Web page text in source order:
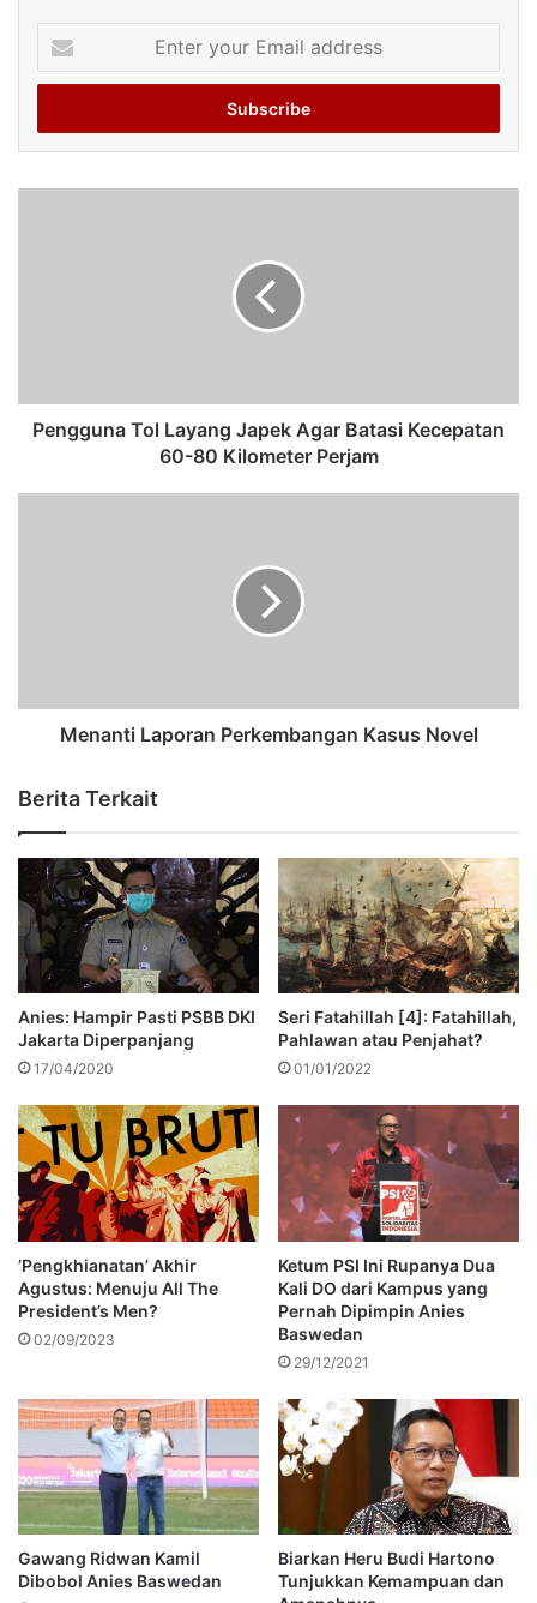
your
Email
Pengguna Tol Layang Japek Agar Batasi Kecepatan
60-80 Kilometer Perjam
Menanti Laporan Perkembangan Kasus Novel
Berita Terkait
Anies: Hampir Pasti PSBB DKI
Jakarta Diperpanjang
17/04/2020
Seri Fatahillah [4]: Fatahillah,
Pahlawan atau Penjahat?
01/01/2022
’Pengkhianatan’ Akhir
Agustus: Menuju All The
President’s Men?
02/09/2023
Ketum PSI Ini Rupanya Dua
Kali DO dari Kampus yang
Pernah Dipimpin Anies
Baswedan
29/12/2021
Gawang Ridwan Kamil
Dibobol Anies Baswedan
Biarkan Heru Budi Hartono
Tunjukkan Kemampuan dan